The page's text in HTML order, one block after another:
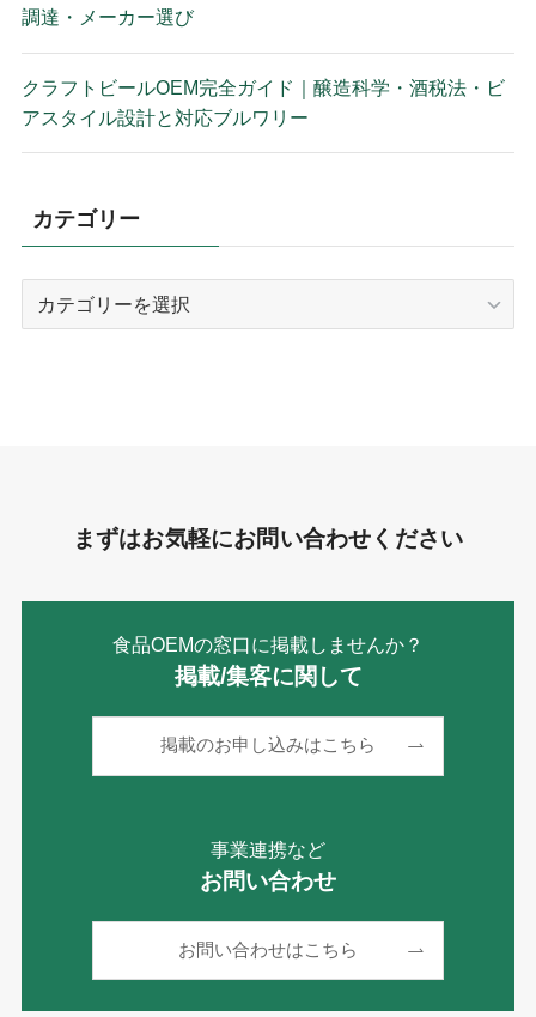
調達・メーカー選び
クラフトビールOEM完全ガイド｜醸造科学・酒税法・ビ
アスタイル設計と対応ブルワリー
カテゴリー
まずはお気軽にお問い合わせください
食品OEMの窓口に掲載しませんか？
掲載/集客に関して
掲載のお申し込みはこちら
事業連携など
お問い合わせ
お問い合わせはこちら